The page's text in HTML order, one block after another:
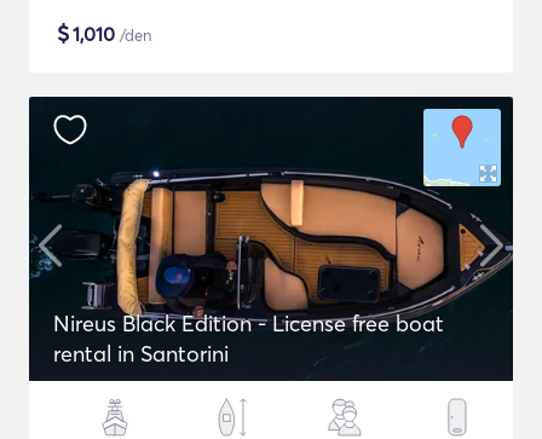
$1,010 /den
Nireus Black Edition - License free boat
rental in Santorini